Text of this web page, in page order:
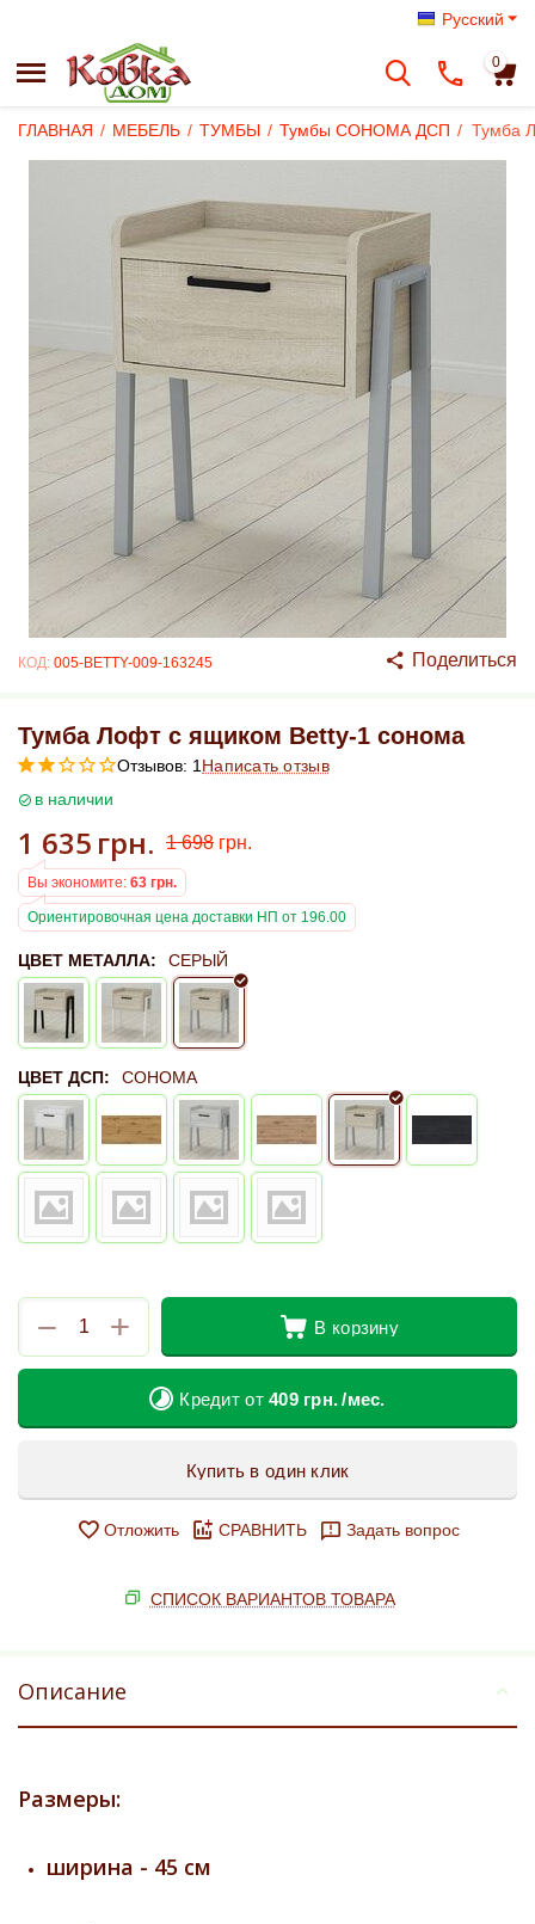
Русский
0
ГЛАВНАЯ / МЕБЕЛЬ / ТУМБЫ / Тумбы СОНОМА ДСП / Тумба
КОД: 005-BETTY-009-163245 Поделиться
Тумба Лофт с ящиком Betty-1 сонома
Отзывов: 1 Написать отзыв
в наличии
1 635 грн. 1 698 грн.
Вы экономите: 63 грн.
Ориентировочная цена доставки НП от 196.00
ЦВЕТ МЕТАЛЛА: СЕРЫЙ
ЦВЕТ ДСП: СОНОМА
+
− В корзину
Кредит от409грн./мес.
Купить в один клик
Отложить СРАВНИТЬ Задать вопрос
СПИСОК ВАРИАНТОВ ТОВАРА
Описание
Размеры:
ширина - 45 см